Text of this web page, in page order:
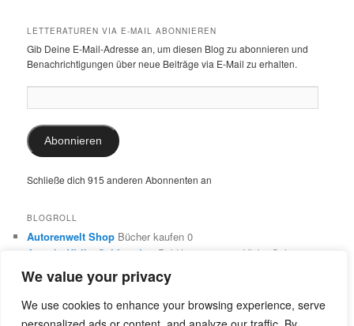
We value your privacy
We use cookies to enhance your browsing experience, serve
LETTERATUREN VIA E-MAIL ABONNIEREN
Gib Deine E-Mail-Adresse an, um diesen Blog zu abonnieren und
Benachrichtigungen über neue Beiträge via E-Mail zu erhalten.
Mail-
Adresse:
Abonnieren
Schließe dich 915 anderen Abonnenten an
BLOGROLL
Autorenwelt Shop Bücher kaufen 0
Autorin Ulrike Schimming
Publikationen von Ulrike Schimming
0
Dr. Ulrike SchimmingÜbersetzungen aus dem Italienischen
und Englischen 0